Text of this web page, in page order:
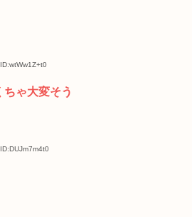
ID:wtWw1Z+t0
ゃ大変そう
ID:DUJm7m4t0